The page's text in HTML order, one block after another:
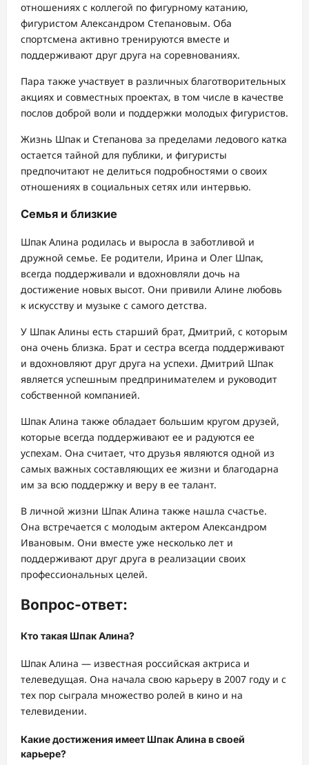
отношениях с коллегой по фигурному катанию,
фигуристом Александром Степановым. Оба
спортсмена активно тренируются вместе и
поддерживают друг друга на соревнованиях.
Пара также участвует в различных благотворительных
акциях и совместных проектах, в том числе в качестве
послов доброй воли и поддержки молодых фигуристов.
Жизнь Шпак и Степанова за пределами ледового катка
остается тайной для публики, и фигуристы
предпочитают не делиться подробностями о своих
отношениях в социальных сетях или интервью.
Семья и близкие
Шпак Алина родилась и выросла в заботливой и
дружной семье. Ее родители, Ирина и Олег Шпак,
всегда поддерживали и вдохновляли дочь на
достижение новых высот. Они привили Алине любовь
к искусству и музыке с самого детства.
У Шпак Алины есть старший брат, Дмитрий, с которым
она очень близка. Брат и сестра всегда поддерживают
и вдохновляют друг друга на успехи. Дмитрий Шпак
является успешным предпринимателем и руководит
собственной компанией.
Шпак Алина также обладает большим кругом друзей,
которые всегда поддерживают ее и радуются ее
успехам. Она считает, что друзья являются одной из
самых важных составляющих ее жизни и благодарна
им за всю поддержку и веру в ее талант.
В личной жизни Шпак Алина также нашла счастье.
Она встречается с молодым актером Александром
Ивановым. Они вместе уже несколько лет и
поддерживают друг друга в реализации своих
профессиональных целей.
Вопрос-ответ:
Кто такая Шпак Алина?
Шпак Алина — известная российская актриса и
телеведущая. Она начала свою карьеру в 2007 году и с
тех пор сыграла множество ролей в кино и на
телевидении.
Какие достижения имеет Шпак Алина в своей
карьере?